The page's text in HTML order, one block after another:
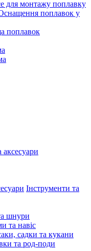
для монтажу поплавку
поплавок у
поплавок
аксесуари
Інструменти та
шнури
та навіс
садки та кукани
та род-поди